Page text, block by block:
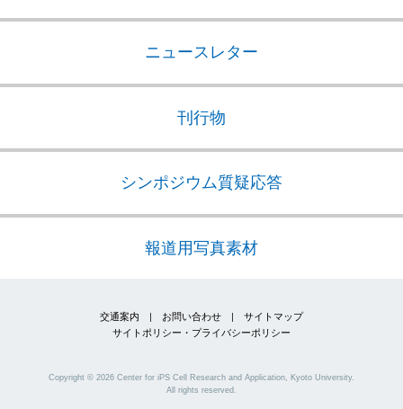
ニュースレター
刊行物
シンポジウム質疑応答
報道用写真素材
交通案内 | お問い合わせ | サイトマップ
サイトポリシー・プライバシーポリシー
Copyright © 2026 Center for iPS Cell Research and Application, Kyoto University.
All rights reserved.